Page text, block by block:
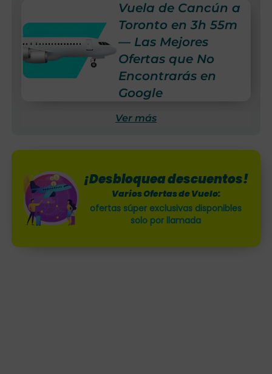
Vuela de Cancún a
Toronto en 3h 55m
— Las Mejores
Ofertas que No
Encontrarás en
Google
Ver más
¡Desbloquea descuentos!
Varios Ofertas de Vuelo:
ofertas súper exclusivas disponibles
solo por llamada